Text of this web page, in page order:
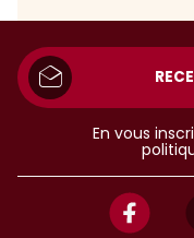
En vous